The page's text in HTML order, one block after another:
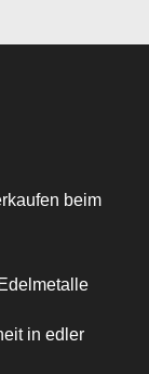
beim
in edler